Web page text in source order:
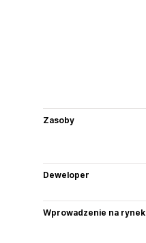
Zasoby
Deweloper
Wprowadzenie na rynek